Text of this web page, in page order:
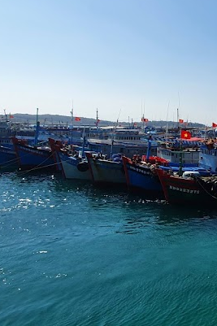
/ căn hộ
phố
mặt tiền
vụ công trường thi công
cà phê
gallery tranh, bảo tàng
long
hoa
thương mại
học